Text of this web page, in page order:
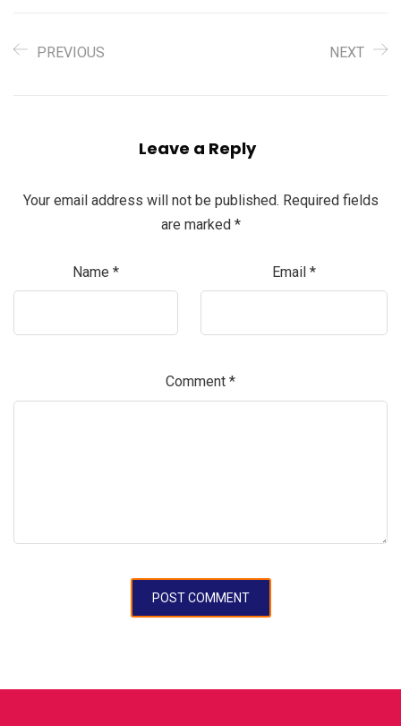
PREVIOUS NEXT
Leave a Reply
Your email address will not be published. Required fields
are marked *
Name * Email *
Comment *